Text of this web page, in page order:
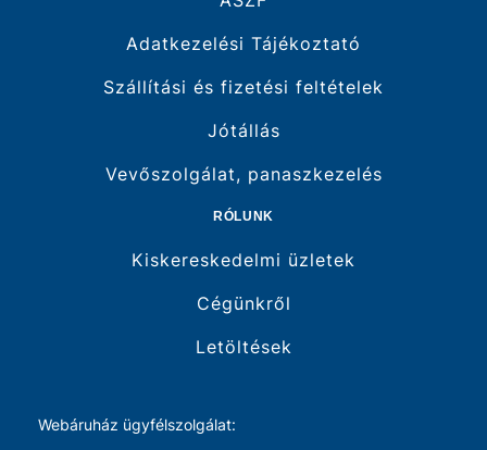
Adatkezelési Tájékoztató
Szállítási és fizetési feltételek
Jótállás
Vevőszolgálat, panaszkezelés
RÓLUNK
Kiskereskedelmi üzletek
Cégünkről
Letöltések
Webáruház ügyfélszolgálat: